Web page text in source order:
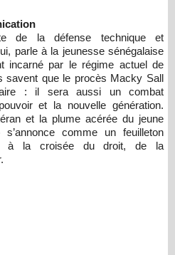
de la défense technique et
parle à la jeunesse sénégalaise
incarné par le régime actuel de
savent que le procès Macky Sall
: il sera aussi un combat
et la nouvelle génération.
et la plume acérée du jeune
comme un feuilleton
à la croisée du droit, de la